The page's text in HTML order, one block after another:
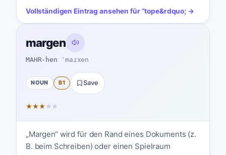
Vollständigen Eintrag ansehen für“tope&rdquo; →
margen
MAHR-hen ˈmaɾxen
NOUN B1 Save
★★★ ★ ★
„Margen“ wird für den Rand eines Dokuments (z.
B. beim Schreiben) oder einen Spielraum